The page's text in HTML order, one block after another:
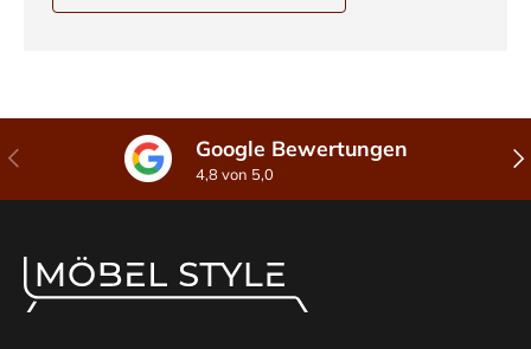
Vorherige Google Bewertungen
4,8 von 5,0